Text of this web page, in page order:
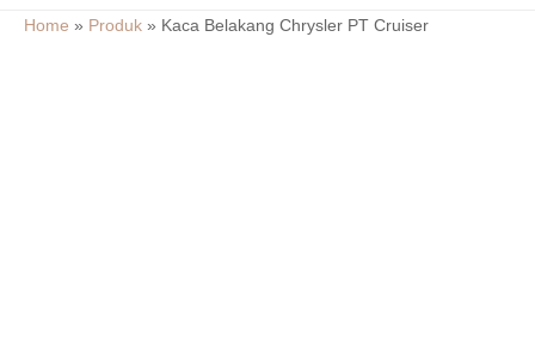
Home » Produk » Kaca Belakang Chrysler PT Cruiser